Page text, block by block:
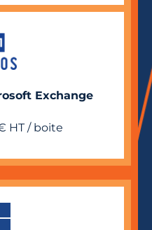
Exchange
HT / boite